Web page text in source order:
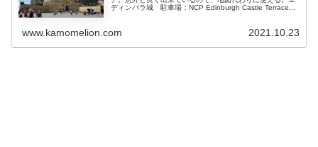
ディンバラ城 駐車場：NCP Edinburgh Castle Terrace...
www.kamomelion.com 2021.10.23